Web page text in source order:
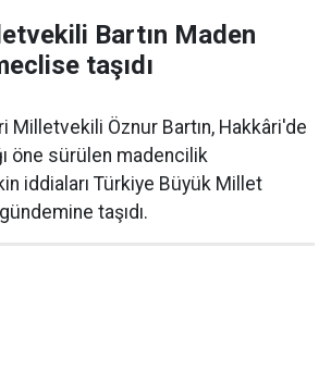
Bartın Maden
taşıdı
Milletvekili Öznur Bartın, Hakkâri'de
öne sürülen madencilik
iddiaları Türkiye Büyük Millet
taşıdı.